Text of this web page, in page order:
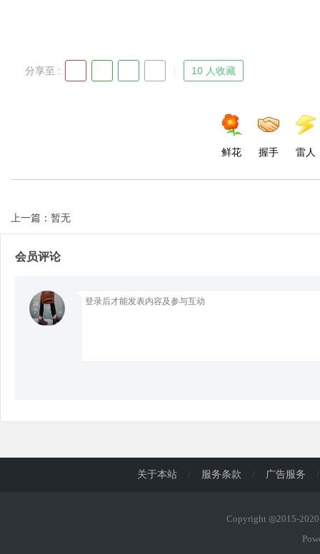
分享至 : 10 人收藏
鲜花 握手 雷人
上一篇：暂无
会员评论
关于本站 / 服务条款 / 广告服务 /
Copyright ◎2015-